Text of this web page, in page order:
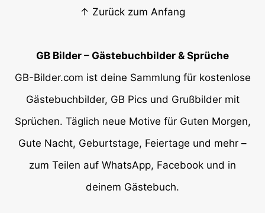
↑ Zurück zum Anfang
GB Bilder – Gästebuchbilder & Sprüche
GB-Bilder.com ist deine Sammlung für kostenlose
Gästebuchbilder, GB Pics und Grußbilder mit
Sprüchen. Täglich neue Motive für Guten Morgen,
Gute Nacht, Geburtstage, Feiertage und mehr –
zum Teilen auf WhatsApp, Facebook und in
deinem Gästebuch.